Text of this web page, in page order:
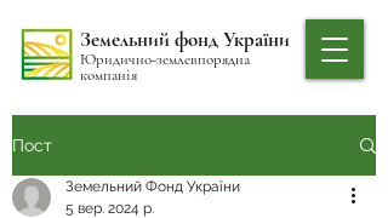
Земельний фонд України
Юридично-землевпорядна
компанія
Пост
Земельний Фонд України
5 вер. 2024 р.